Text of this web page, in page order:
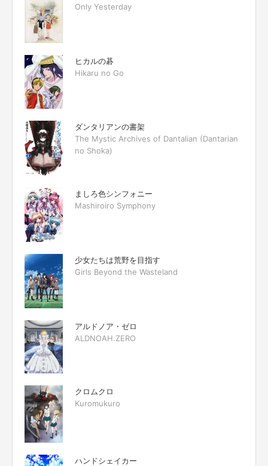
Only Yesterday
ヒカルの碁
Hikaru no Go
ダンタリアンの書架
The Mystic Archives of Dantalian (Dantarian
no Shoka)
ましろ色シンフォニー
Mashiroiro Symphony
少女たちは荒野を目指す
Girls Beyond the Wasteland
アルドノア・ゼロ
ALDNOAH.ZERO
クロムクロ
Kuromukuro
ハンドシェイカー